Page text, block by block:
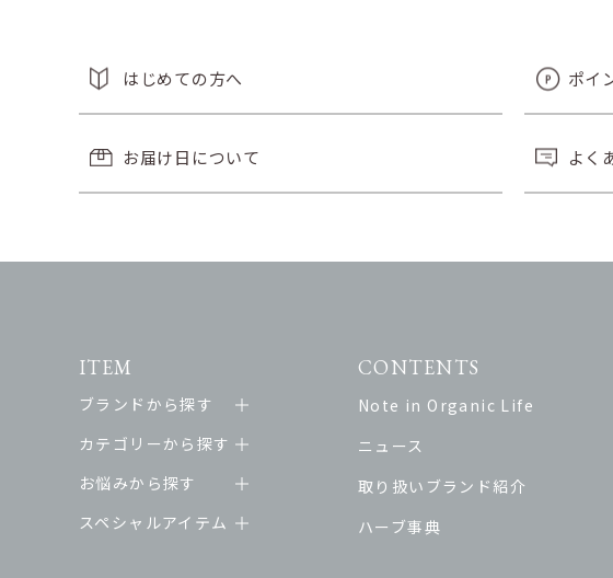
はじめての方へ ポイ
お届け日について よく
ITEM
ブランドから探す
カテゴリーから探す
お悩みから探す
スペシャルアイテム
CONTENTS
Note in Organic Life
ニュース
取り扱いブランド紹介
ハーブ事典